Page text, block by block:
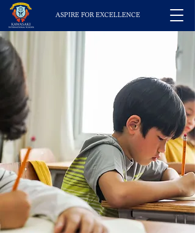
ASPIRE FOR EXCELLENCE